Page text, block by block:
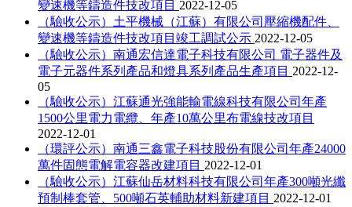
變速機等鑄造件技改項目 2022-12-05
（驗收公示）土平機械（江蘇）有限公司壓縮機配件、
變速機等鑄造件技改項目竣工調試公示 2022-12-05
（驗收公示）南通宏信達電子科技有限公司 電子器件及
電子元器件系列產品和燈具系列產品生產項目 2022-12-
05
（驗收公示）江蘇通光強能輸電線科技有限公司年產
1500公里電力電纜、年產10萬公里布電線技改項目
2022-12-01
（環評公示）南通三鑫電子科技股份有限公司年產24000
萬件固態電解電容器改建項目 2022-12-01
（驗收公示）江蘇仙岳材料科技有限公司年產300噸光纖
預制棒套管、500噸石英輔助材料新建項目 2022-12-01